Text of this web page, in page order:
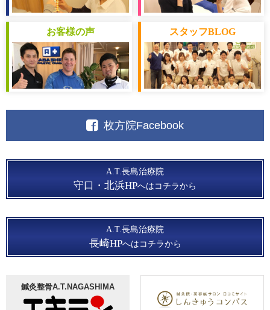
お客様の声 スタッフBLOG
枚方院Facebook
A.T.長島治療院
守口・北浜HPへはコチラから
A.T.長島治療院
長崎HPへはコチラから
鍼灸整骨A.T.NAGASHIMA